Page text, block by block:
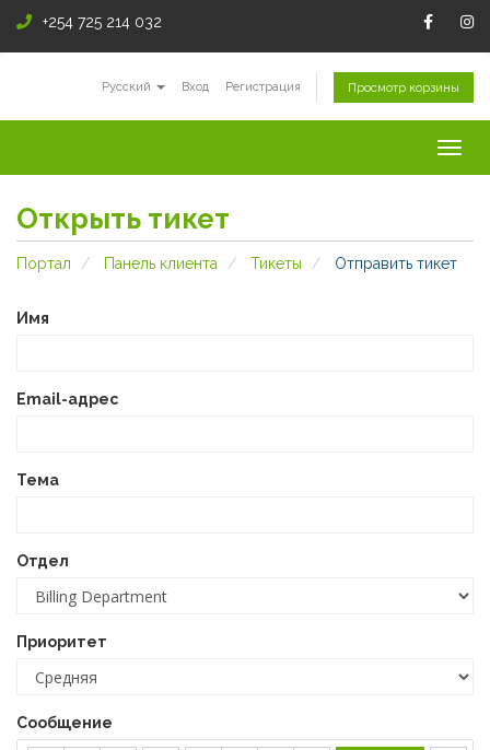
+254 725 214 032
Русский Вход Регистрация Просмотр корзины
Открыть тикет
Портал Панель клиента Тикеты Отправить тикет
Имя
Email-адрес
Тема
Отдел
Приоритет
Сообщение